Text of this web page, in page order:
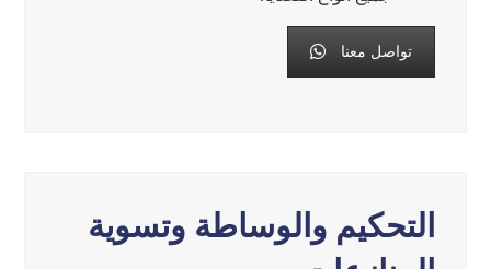
تواصل معنا
التحكيم والوساطة وتسوية